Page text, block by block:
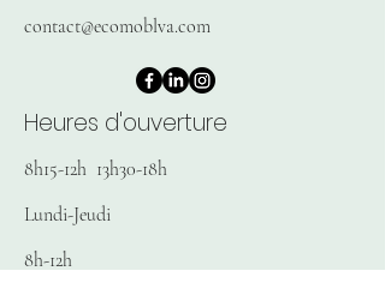
contact@ecomoblva.com
Heures d'ouverture
8h15-12h 13h30-18h
Lundi-Jeudi
8h-12h